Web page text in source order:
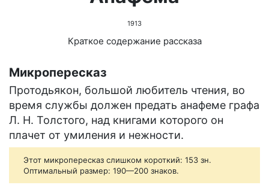
1913
Краткое содержание рассказа
Микропересказ
Протодьякон, большой любитель чтения, во
время службы должен предать анафеме графа
Л. Н. Толстого, над книгами которого он
плачет от умиления и нежности.
Этот микропересказ слишком короткий: 153 зн.
Оптимальный размер: 190—200 знаков.